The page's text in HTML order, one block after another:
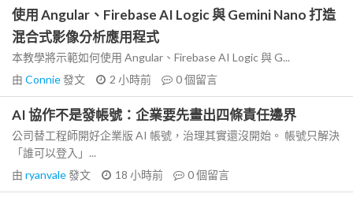
使用 Angular、Firebase AI Logic 與 Gemini Nano 打造
混合式影像分析應用程式
本教學將示範如何使用 Angular、Firebase AI Logic 與 G...
由 Connie發文 2 小時前 0個留言
AI 協作不是發帳號：企業要先畫出四條責任邊界
公司替工程師開好企業版 AI 帳號，治理其實還沒開始。 帳號只解決
「誰可以登入」...
由 ryanvale發文 18 小時前 0個留言